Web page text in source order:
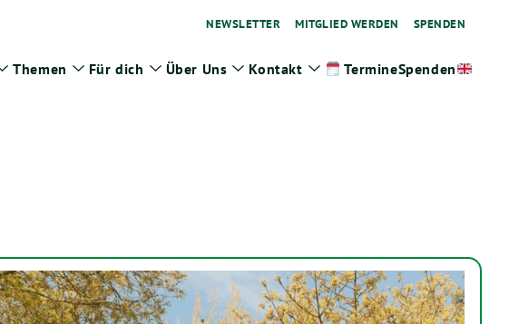
NEWSLETTER MITGLIED WERDEN SPENDEN
Zeige
Themen
Zeige
Für dich
Zeige
Über Uns Zeige
Kontakt ZeigeTermineSpenden